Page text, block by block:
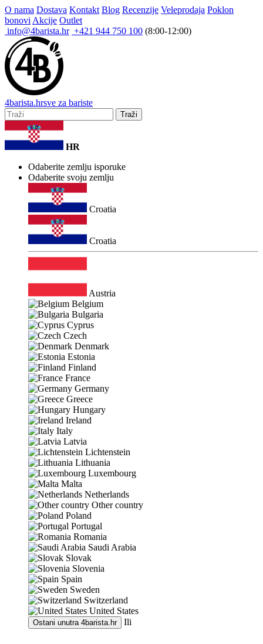
O nama Dostava Kontakt Blog Recenzije Veleprodaja Poklon
bonovi Akcije Outlet
info@4barista.hr +421 944 750 100 (8:00-12:00)
4barista.hrsve za bariste
Traži
HR
Odaberite zemlju isporuke
Odaberite svoju zemlju
Croatia
Croatia
Austria
Belgium
Bulgaria
Cyprus
Czech
Denmark
Estonia
Finland
France
Germany
Greece
Hungary
Ireland
Italy
Latvia
Lichtenstein
Lithuania
Luxembourg
Malta
Netherlands
Other country
Poland
Portugal
Romania
Saudi Arabia
Slovak
Slovenia
Spain
Sweden
Switzerland
United States
Ostani unutra 4barista.hr Ili